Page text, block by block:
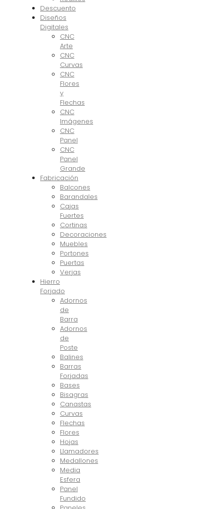
Descuento
Diseños
Digitales
CNC
Arte
CNC
Curvas
CNC
Flores
y
Flechas
CNC
Imágenes
CNC
Panel
CNC
Panel
Grande
Fabricación
Balcones
Barandales
Cajas
Fuertes
Cortinas
Decoraciones
Muebles
Portones
Puertas
Verjas
Hierro
Forjado
Adornos
de
Barra
Adornos
de
Poste
Balines
Barras
Forjadas
Bases
Bisagras
Canastas
Curvas
Flechas
Flores
Hojas
Llamadores
Medallones
Media
Esfera
Panel
Fundido